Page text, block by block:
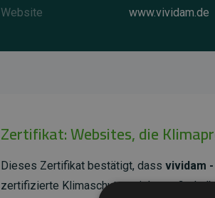
Website
www.vividam.de
Zertifikat: Websites, die
Dieses Zertifikat bestätigt, dass vividam
zertifizierte Klimaschutzprojekte